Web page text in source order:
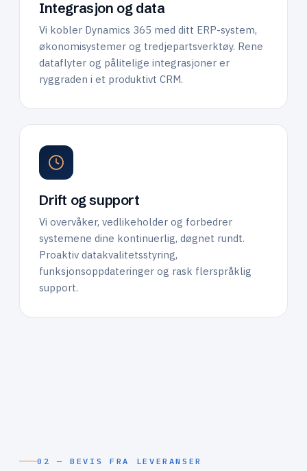
Integrasjon og data
Vi kobler Dynamics 365 med ditt ERP-system,
økonomisystemer og tredjepartsverktøy. Rene
dataflyter og pålitelige integrasjoner er
ryggraden i et produktivt CRM.
Drift og support
Vi overvåker, vedlikeholder og forbedrer
systemene dine kontinuerlig, døgnet rundt.
Proaktiv datakvalitetsstyring,
funksjonsoppdateringer og rask flerspråklig
support.
02 — BEVIS FRA LEVERANSER